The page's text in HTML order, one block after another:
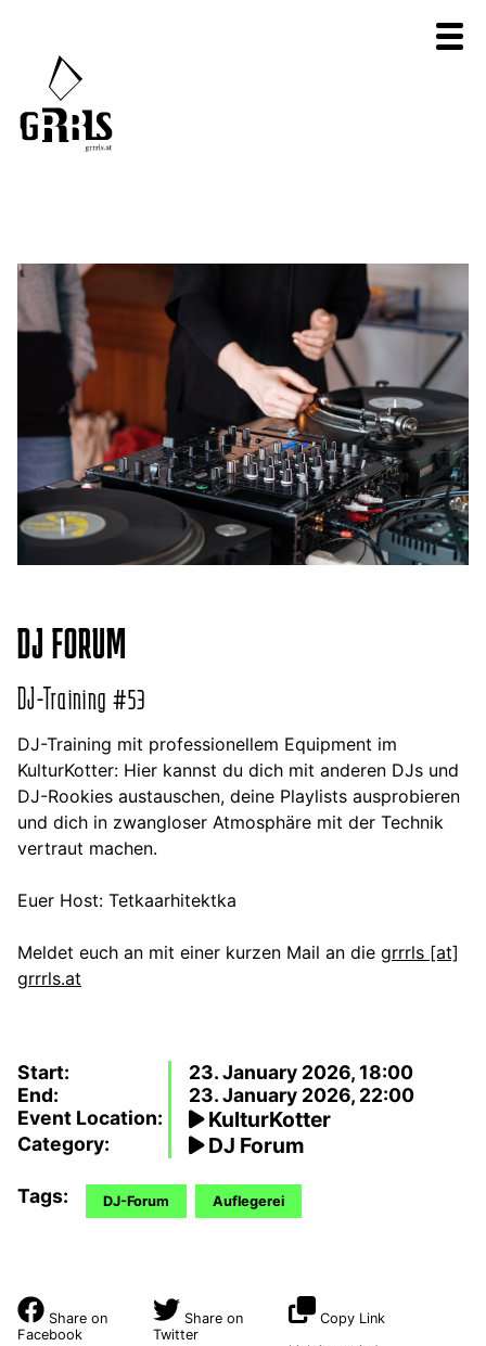
DJ FORUM
DJ-Training #53
DJ-Training mit professionellem Equipment im
KulturKotter: Hier kannst du dich mit anderen DJs und
DJ-Rookies austauschen, deine Playlists ausprobieren
und dich in zwangloser Atmosphäre mit der Technik
vertraut machen.
Euer Host: Tetkaarhitektka
Meldet euch an mit einer kurzen Mail an die grrrls [at]
grrrls.at
Start:
23. January 2026, 18:00
End:
23. January 2026, 22:00
Event Location:
KulturKotter
Category: DJ Forum
Tags: DJ-Forum Auflegerei
Share on
Facebook
Share on
Twitter
Copy Link